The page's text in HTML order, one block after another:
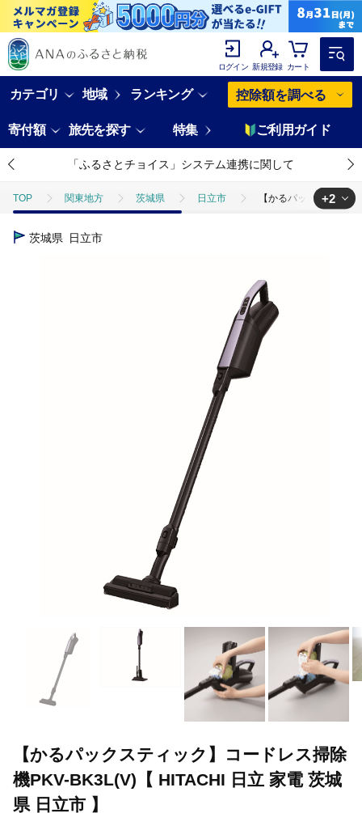
ログイン 新規登録 カート
カテゴリ 地域 ランキング 控除額を調べる
寄付額 旅先を探す 特集 ご利用ガイド
「ふるさとチョイス」システム連携に関して
TOP 関東地方 茨城県 日立市 【かるパックスティ
TOP
+2
茨城県 日立市
【かるパックスティック】コードレス掃除
機PKV-BK3L(V)【 HITACHI 日立 家電 茨城
県 日立市 】